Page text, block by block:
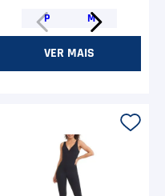
P M
VER MAIS